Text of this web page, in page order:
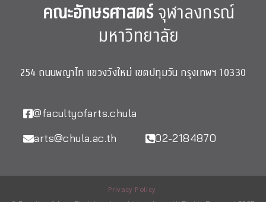
คณะอักษรศาสตร์จุฬาลงกรณ์
มหาวิทยาลัย
254 ถนนพญาไท แขวงวังใหม่ เขตปทุมวัน กรุงเทพฯ 10330
@facultyofarts.chula
arts@chula.ac.th
02-2184870
Privacy Policy